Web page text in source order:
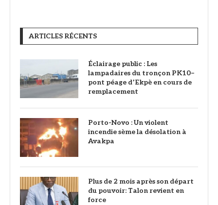
ARTICLES RÉCENTS
‎Éclairage public : Les
lampadaires du tronçon PK10–
pont péage d’Ekpè en cours de
remplacement
Porto-Novo : Un violent
incendie sème la désolation à
Avakpa
Plus de 2 mois après son départ
du pouvoir: Talon revient en
force